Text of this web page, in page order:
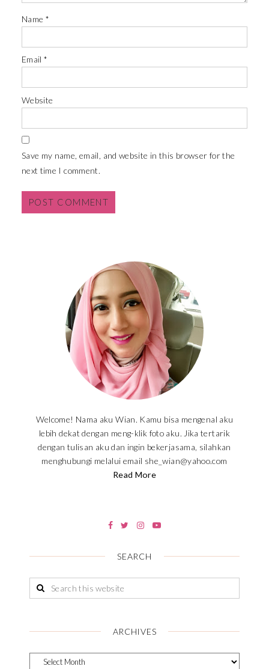
Name *
Email*
Website
Save my name, email, and website in this browser for the
next time I comment.
Welcome! Nama aku Wian. Kamu bisa mengenal aku
lebih dekat dengan meng-klik foto aku. Jika tertarik
dengan tulisan aku dan ingin bekerjasama, silahkan
menghubungi melalui email she_wian@yahoo.com
Read More
SEARCH
ARCHIVES